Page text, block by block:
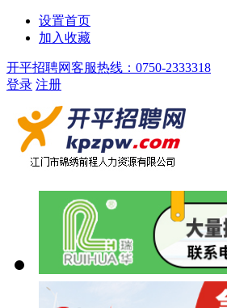
设置首页
加入收藏
开平招聘网客服热线：0750-2333318
登录 注册